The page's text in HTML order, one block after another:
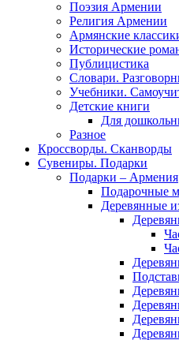
Поэзия Армении
Религия Армении
Армянские
Исторические
Публицистика
Словари.
Учебники.
Детские книги
Для
Разное
Кроссворды. Сканворды
Сувениры. Подарки
Подарки – Армения
Подарочные
Деревянные